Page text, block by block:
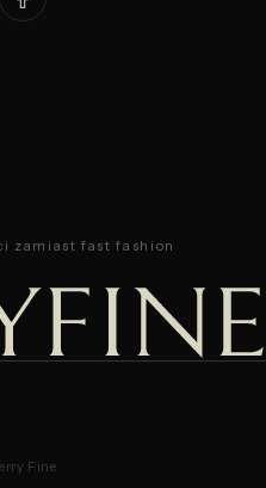
zamiast fast fashion
Fine